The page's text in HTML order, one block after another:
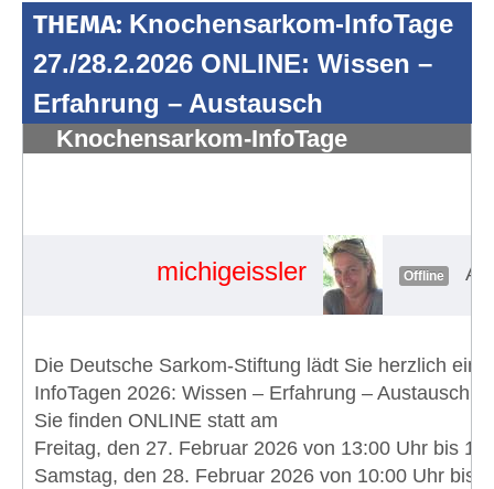
THEMA: Knochensarkom-InfoTage
27./28.2.2026 ONLINE: Wissen –
Erfahrung – Austausch
Knochensarkom-InfoTage
michigeissler Offline
Die Deutsche Sarkom-Stiftung lädt Sie herzlich ein
InfoTagen 2026: Wissen – Erfahrung – Austausch
Sie finden ONLINE statt am
Freitag, den 27. Februar 2026 von 13:00 Uhr bis
Samstag, den 28. Februar 2026 von 10:00 Uhr bis